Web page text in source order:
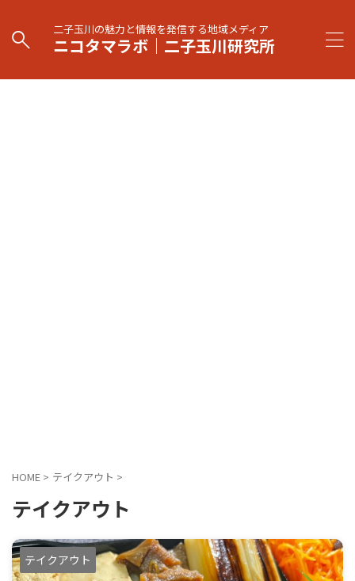
二子玉川の魅力と情報を発信する地域メディア
ニコタマラボ｜二子玉川研究所
HOME > テイクアウト >
テイクアウト
テイクアウト